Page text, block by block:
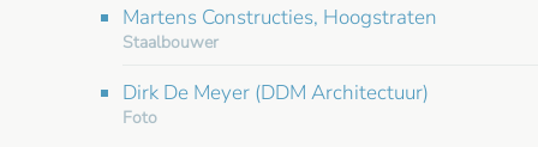
Martens Constructies, Hoogstraten
Staalbouwer
Dirk De Meyer (DDM Architectuur)
Foto